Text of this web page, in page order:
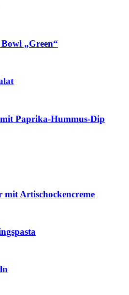
„Green“
Paprika-Hummus-Dip
mit Artischockencreme